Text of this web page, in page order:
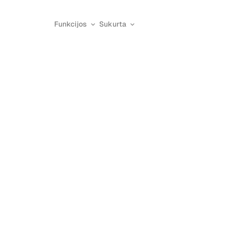
Funkcijos Sukurta